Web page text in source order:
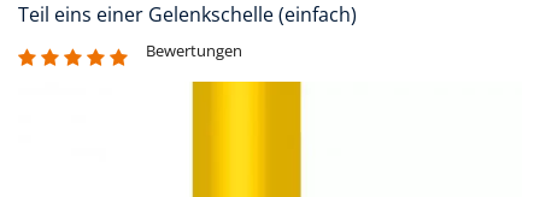
Teil eins einer Gelenkschelle (einfach)
Bewertungen